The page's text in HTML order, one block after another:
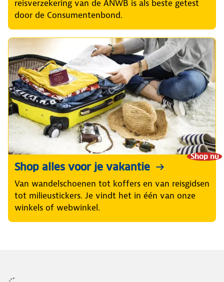
reisverzekering van de ANWB is als beste getest
door de Consumentenbond.
Shop nu
Shop alles voor je vakantie
Van wandelschoenen tot koffers en van reisgidsen
tot milieustickers. Je vindt het in één van onze
winkels of webwinkel.